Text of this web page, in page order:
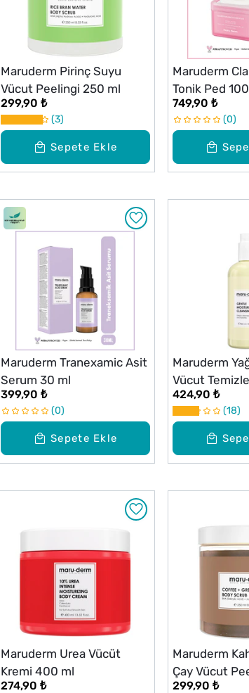
Sepete Ekle
Maruderm Pirinç Suyu
Vücut Peelingi 250 ml
299,90 ₺
3
Maruderm
Tonik Ped
749,90 ₺
0
Sepete Ekle
Maruderm Tranexamic Asit
Serum 30 ml
399,90 ₺
0
Maruderm
Vücut
ml
424,90 ₺
18
Maruderm Urea Vücüt
Kremi 400 ml
274,90 ₺
Maruderm
Çay Vücut
299,90 ₺